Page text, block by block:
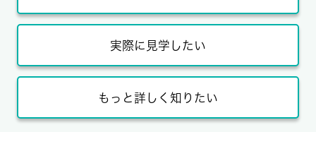
実際に見学したい
もっと詳しく知りたい